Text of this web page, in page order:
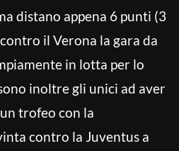
distano appena 6 punti (3
il Verona la gara da
in lotta per lo
inoltre gli unici ad aver
trofeo con la
contro la Juventus a